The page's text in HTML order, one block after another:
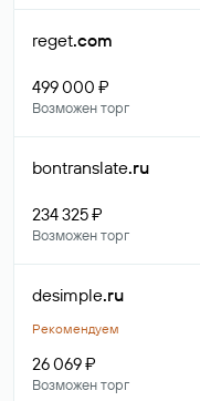
reget.com
499 000 ₽
Возможен торг
bontranslate.ru
234 325 ₽
Возможен торг
desimple.ru
Рекомендуем
26 069 ₽
Возможен торг